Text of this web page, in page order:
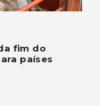
fim do
países